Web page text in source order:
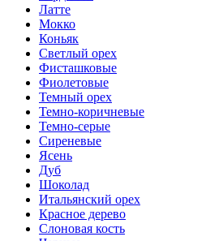
Латте
Мокко
Коньяк
Светлый орех
Фисташковые
Фиолетовые
Темный орех
Темно-коричневые
Темно-серые
Сиреневые
Ясень
Дуб
Шоколад
Итальянский орех
Красное дерево
Слоновая кость